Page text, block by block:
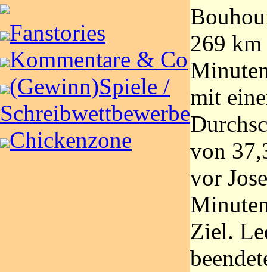
Fanstories
Kommentare & Co
(Gewinn)Spiele /
Schreibwettbewerbe
Chickenzone
269 km
mit
von
vor
Ziel.